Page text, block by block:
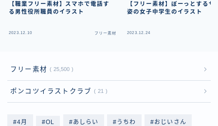
【職業フリー素材】スマホで電話す
る男性役所職員のイラスト
2023.12.10 フリー素材
【フリー素材】ぼーっとするサ
姿の女子中学生のイラスト
2023.12.24
フリー素材 25,500
ポンコツイラストクラブ 21
4月 OL あしらい うちわ おじいさん